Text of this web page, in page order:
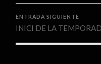
ENTRADA SIGUIENTE
INICI DE LA